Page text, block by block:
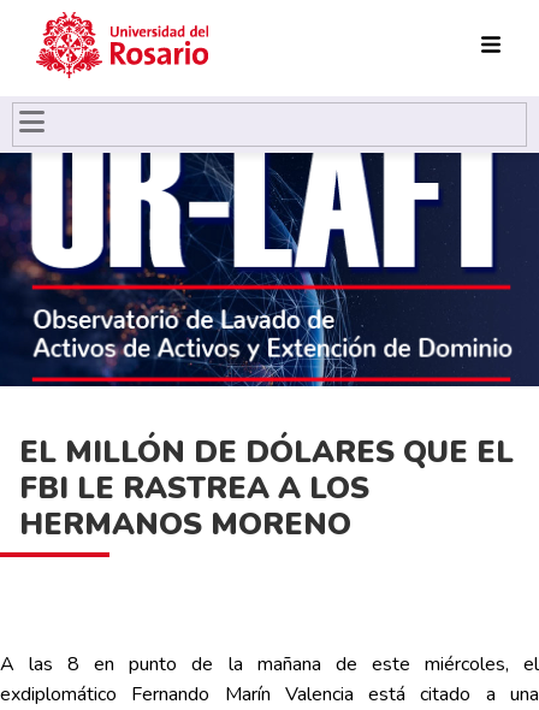
Pasar al contenido principal
EL MILLÓN DE DÓLARES QUE EL
FBI LE RASTREA A LOS
HERMANOS MORENO
A las 8 en punto de la mañana de este miércoles, el
exdiplomático Fernando Marín Valencia está citado a una